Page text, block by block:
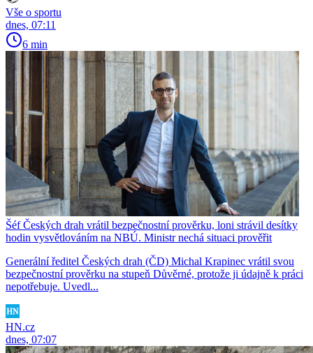
Vše o sportu
dnes, 07:11
6 min
Šéf Českých drah vrátil bezpečnostní prověrku, loni strávil desítky
hodin vysvětlováním na NBÚ. Ministr nechá situaci prověřit
Generální ředitel Českých drah (ČD) Michal Krapinec vrátil svou
bezpečnostní prověrku na stupeň Důvěrné, protože ji údajně k práci
nepotřebuje. Uvedl...
HN.cz
dnes, 07:07